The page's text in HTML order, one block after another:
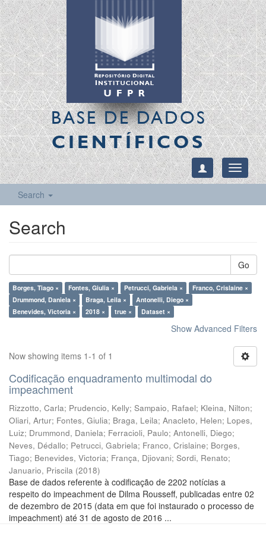
BASE DE DADOS
CIENTÍFICOS
Toggle
Search
Search
Go
Borges, Tiago × Fontes, Giulia × Petrucci, Gabriela ×
Franco, Crislaine ×
Drummond, Daniela ×
Braga, Leila ×
Antonelli, Diego ×
Benevides, Victoria ×
2018 × true × Dataset ×
Show Advanced Filters
Now showing items 1-1 of 1
Codificação enquadramento multimodal do
impeachment
Rizzotto, Carla; Prudencio, Kelly; Sampaio, Rafael; Kleina, Nilton;
Oliari, Artur; Fontes, Giulia; Braga, Leila; Anacleto, Helen; Lopes,
Luiz; Drummond, Daniela; Ferracioli, Paulo; Antonelli, Diego;
Neves, Dédallo; Petrucci, Gabriela; Franco, Crislaine; Borges,
Tiago; Benevides, Victoria; França, Djiovani; Sordi, Renato;
Januario, Priscila (2018)
Base de dados referente à codificação de 2202 notícias a
respeito do impeachment de Dilma Rousseff, publicadas entre 02
de dezembro de 2015 (data em que foi instaurado o processo de
impeachment) até 31 de agosto de 2016 ...